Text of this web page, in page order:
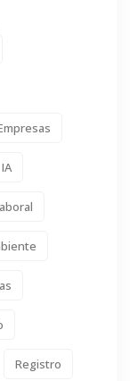
IA
Registro